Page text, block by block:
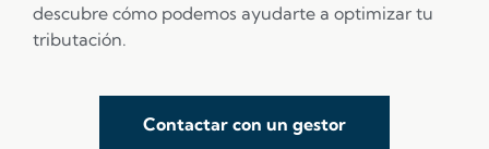
descubre cómo podemos ayudarte a optimizar tu
tributación.
Contactar con un gestor